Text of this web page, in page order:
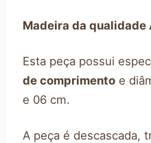
Madeira da qualidade
Esta peça possui
de comprimento e
e 06 cm.
A peça é descascada,